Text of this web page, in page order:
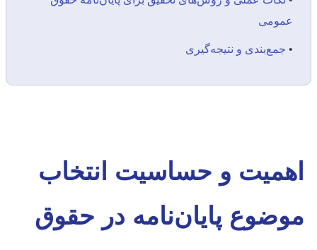
عمومی
• جمع‌بندی و نتیجه‌گیری
اهمیت و حساسیت انتخاب
موضوع پایان‌نامه در حقوق